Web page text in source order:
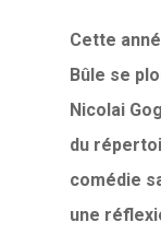
Cette
Bûle se
Nicolai
du
comédie
une